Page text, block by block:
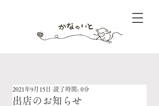
出店のお知らせ
2021年9月15日 読了時間: 0分